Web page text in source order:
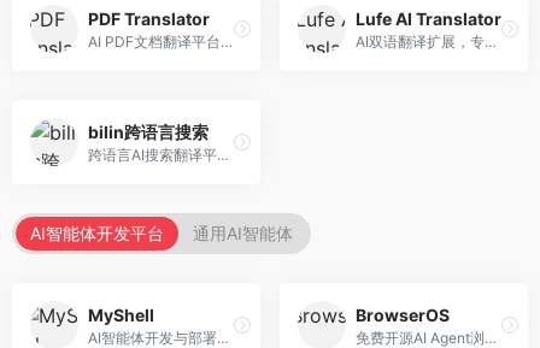
PDF Translator
AI PDF文档翻译平台，专注于文档本地化。面向商务人士，提供PDF翻译、格式保留、批量处理等服务，文档翻译专业。
Lufe AI Translator
AI双语翻译扩展，专注于浏览器翻译场景。面向外语内容阅读者，提供网页双语翻译、划词翻译等服务，浏览器集成便捷。
bilin跨语言搜索
跨语言AI搜索翻译平台，专注于信息获取。面向研究者和内容创作者，提供跨语言搜索、内容翻译、信息整合等服务，跨语言检索能力强。
AI智能体开发平台 通用AI智能体
MyShell
AI智能体开发与部署平台，专注于语音交互智能体。面向开发者，提供语音智能体创建、部署服务、社区分享等功能，语音交互能力强。
BrowserOS
免费开源AI Agent浏览器，专注于浏览器自动化。面向开发者，提供浏览器控制、任务自动化、API接口等服务，开源免费。